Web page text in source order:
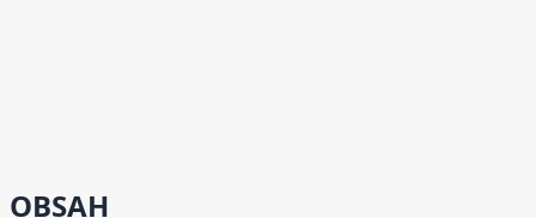
OBSAH